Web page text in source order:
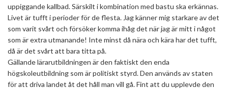
uppiggande kallbad. Särskilt i kombination med bastu ska erkännas.
Livet är tufft i perioder för de flesta. Jag känner mig starkare av det
som varit svårt och försöker komma ihåg det när jag är mitt i något
som är extra utmanande! Inte minst då nära och kära har det tufft,
då är det svårt att bara titta på.
Gällande lärarutbildningen är den faktiskt den enda
högskoleutbildning som är politiskt styrd. Den används av staten
för att driva landet åt det håll man vill gå. Fint att du upplevde den